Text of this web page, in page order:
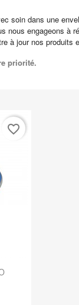
soin dans une
nous engageons à
à jour nos produits
priorité.
favorite_border